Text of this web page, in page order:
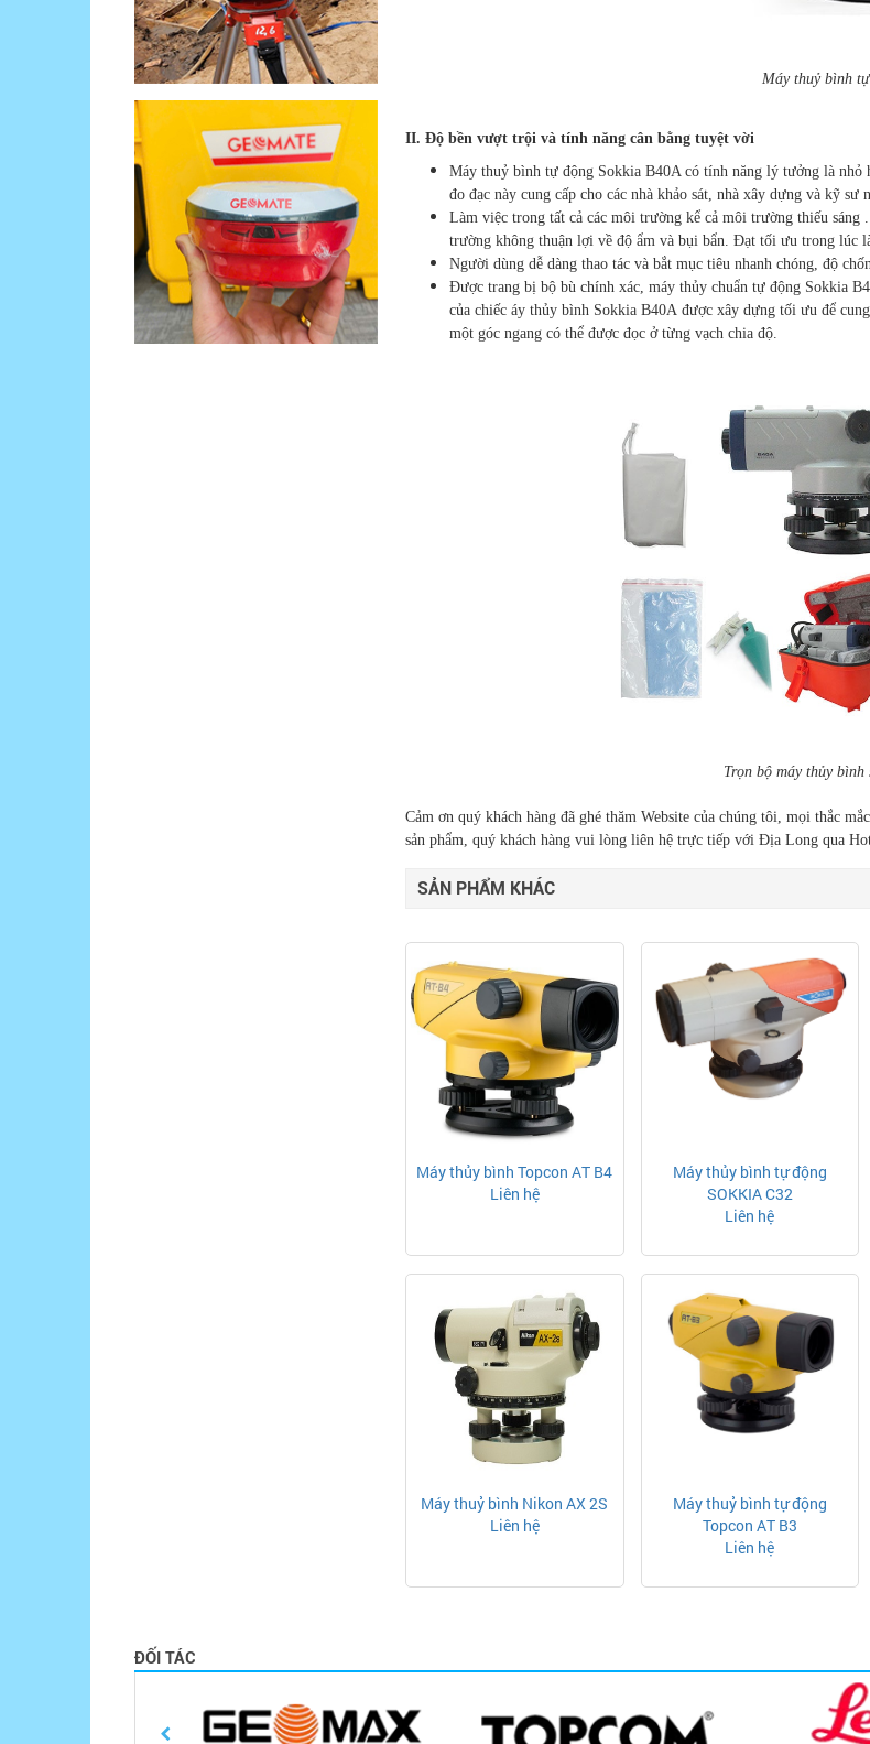
Máy thuỷ bình
​II. Độ bền vượt trội và tính năng cân bằng tuyệt vời
Máy thuỷ bình tự động Sokkia B40A có tính năng lý tưởng là
đo đạc này cung cấp cho các nhà khảo sát, nhà xây dựng và kỹ
Làm việc trong tất cả các môi trường kể cả môi trường thiếu
trường không thuận lợi về độ ẩm và bụi bẩn. Đạt tối ưu trong lúc
Người dùng dễ dàng thao tác và bắt mục tiêu nhanh chóng, độ
Được trang bị bộ bù chính xác, máy thủy chuẩn tự động Sokkia
của chiếc áy thủy bình Sokkia B40A được xây dựng tối ưu để
một góc ngang có thể được đọc ở từng vạch chia độ.
Trọn bộ máy thủy
​Cảm ơn quý khách hàng đã ghé thăm Website của chúng tôi, mọi thắc
sản phẩm, quý khách hàng vui lòng liên hệ trực tiếp với Địa Long qua
SẢN PHẨM KHÁC
Máy thủy bình Topcon AT B4
Liên hệ
Máy thủy bình tự động
SOKKIA C32
Liên hệ
Máy thuỷ bình Nikon AX 2S
Liên hệ
Máy thuỷ bình tự động
Topcon AT B3
Liên hệ
ĐỐI TÁC